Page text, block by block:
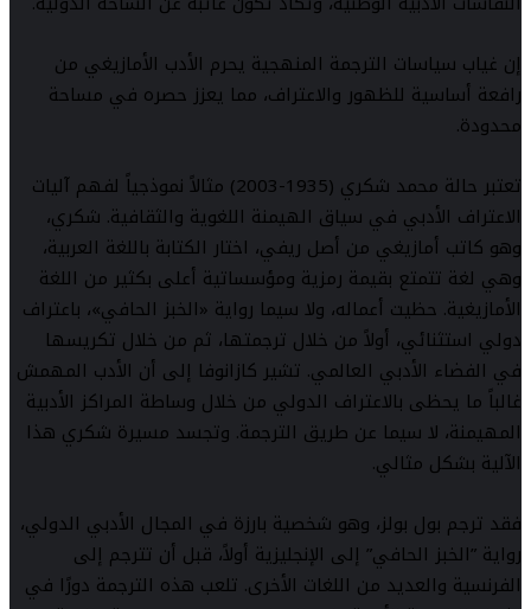
إن غياب سياسات الترجمة المنهجية يحرم الأدب الأمازيغي من
رافعة أساسية للظهور والاعتراف، مما يعزز حصره في مساحة
محدودة.
تعتبر حالة محمد شكري (1935-2003) مثالاً نموذجياً لفهم آليات
الاعتراف الأدبي في سياق الهيمنة اللغوية والثقافية. شكري،
وهو كاتب أمازيغي من أصل ريفي، اختار الكتابة باللغة العربية،
وهي لغة تتمتع بقيمة رمزية ومؤسساتية أعلى بكثير من اللغة
الأمازيغية. حظيت أعماله، ولا سيما رواية «الخبز الحافي»، باعتراف
دولي استثنائي، أولاً من خلال ترجمتها، ثم من خلال تكريسها
في الفضاء الأدبي العالمي. تشير كازانوفا إلى أن الأدب المهمش
غالباً ما يحظى بالاعتراف الدولي من خلال وساطة المراكز الأدبية
المهيمنة، لا سيما عن طريق الترجمة. وتجسد مسيرة شكري هذا
الآلية بشكل مثالي.
فقد ترجم بول بولز، وهو شخصية بارزة في المجال الأدبي الدولي،
رواية ”الخبز الحافي” إلى الإنجليزية أولاً، قبل أن تترجم إلى
الفرنسية والعديد من اللغات الأخرى. تلعب هذه الترجمة دورًا في